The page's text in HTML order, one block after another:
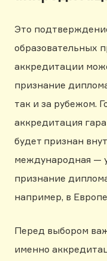
Это
образовательных
аккредитации
признание
так и за рубежом.
аккредитация
будет признан
международная —
признание
например, в
Перед выбором
именно